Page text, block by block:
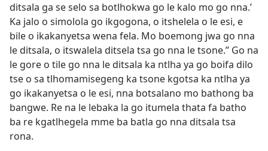
ditsala ga se selo sa botlhokwa go le kalo mo go nna.’
Ka jalo o simolola go ikgogona, o itshelela o le esi, e
bile o ikakanyetsa wena fela. Mo boemong jwa go nna
le ditsala, o itswalela ditsela tsa go nna le tsone.” Go na
le gore o tile go nna le ditsala ka ntlha ya go boifa dilo
tse o sa tlhomamisegeng ka tsone kgotsa ka ntlha ya
go ikakanyetsa o le esi, nna botsalano mo bathong ba
bangwe. Re na le lebaka la go itumela thata fa batho
ba re kgatlhegela mme ba batla go nna ditsala tsa
rona.